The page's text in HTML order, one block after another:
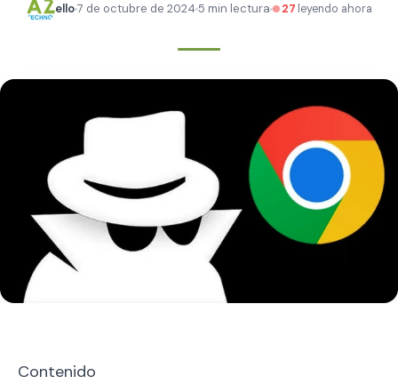
ello7 de octubre de 2024 5 min lectura 27 leyendo ahora
Contenido